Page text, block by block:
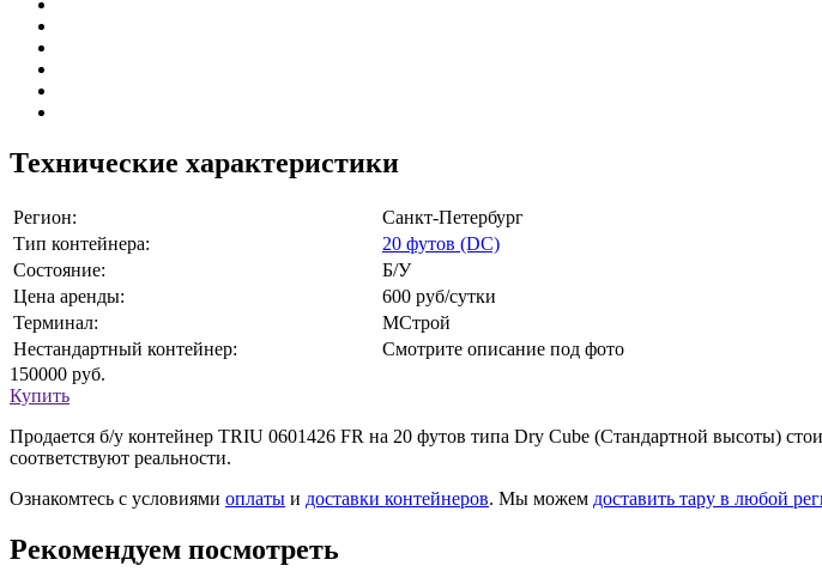
Технические характеристики
Регион:
Санкт-Петербург
Тип контейнера:
20 футов (DC)
Состояние:
Б/У
Цена аренды:
600 руб/сутки
Терминал:
МСтрой
Нестандартный контейнер:
Смотрите описание под фото
150000 руб.
Купить
Продается б/у контейнер TRIU 0601426 FR на 20 футов типа Dry Cube (Стандартной высоты)
соответствуют реальности.
Ознакомтесь с условиями оплаты и доставки контейнеров. Мы можем доставить тару в любой
Рекомендуем посмотреть